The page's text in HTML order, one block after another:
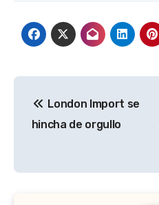
de
London Import se
hincha de orgullo